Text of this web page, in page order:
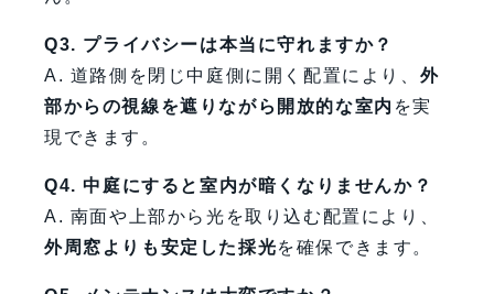
Q3. プライバシーは本当に守れますか？
A. 道路側を閉じ中庭側に開く配置により、 外
部からの視線を遮りながら開放的な室内 を実
現できます。
Q4. 中庭にすると室内が暗くなりませんか？
A. 南面や上部から光を取り込む配置により、
外周窓よりも安定した採光を確保できます。